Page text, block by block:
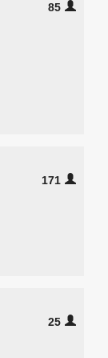
85
171
25